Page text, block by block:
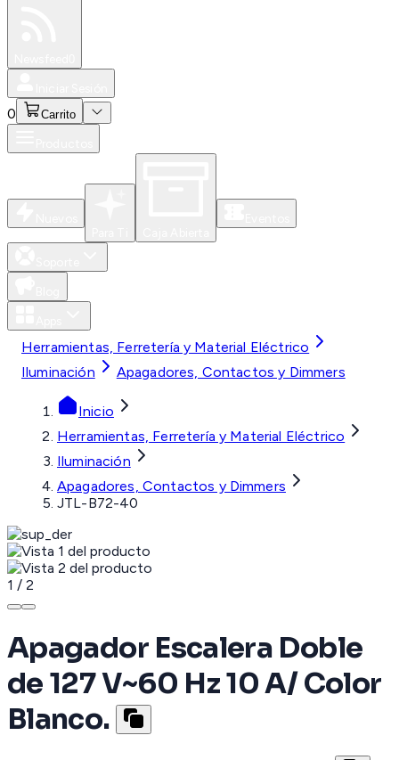
0 Carrito
Herramientas, Ferretería y Material Eléctrico
Iluminación
Apagadores, Contactos y Dimmers
Inicio
Herramientas, Ferretería y Material Eléctrico
Iluminación
Apagadores, Contactos y Dimmers
JTL-B72-40
1 / 2
Apagador Escalera Doble
de 127 V~60 Hz 10 A/ Color
Blanco.